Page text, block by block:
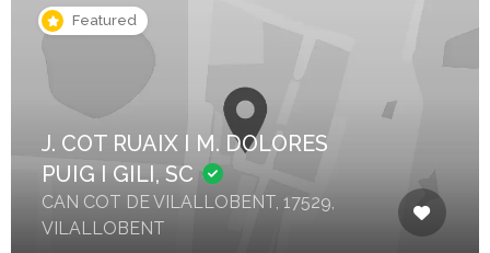
Featured
J. COT RUAIX I M. DOLORES
PUIG I GILI, SC
CAN COT DE VILALLOBENT, 17529,
VILALLOBENT